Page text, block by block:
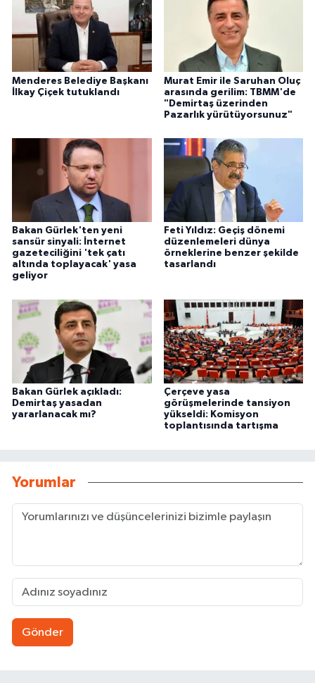
Menderes Belediye Başkanı
İlkay Çiçek tutuklandı
Murat Emir ile Saruhan Oluç
arasında gerilim: TBMM'de
"Demirtaş üzerinden
Pazarlık yürütüyorsunuz"
Bakan Gürlek'ten yeni
sansür sinyali: İnternet
gazeteciliğini 'tek çatı
altında toplayacak' yasa
geliyor
Feti Yıldız: Geçiş dönemi
düzenlemeleri dünya
örneklerine benzer şekilde
tasarlandı
Bakan Gürlek açıkladı:
Demirtaş yasadan
yararlanacak mı?
Çerçeve yasa
görüşmelerinde tansiyon
yükseldi: Komisyon
toplantısında tartışma
Yorumlar
Gönder